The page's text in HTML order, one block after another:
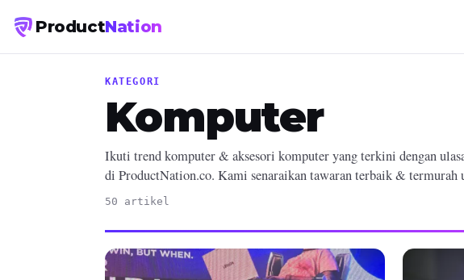
ProductNation
KATEGORI
Komputer
Ikuti trend komputer & aksesori komputer yang terkini dengan
di ProductNation.co. Kami senaraikan tawaran terbaik & termurah
50 artikel